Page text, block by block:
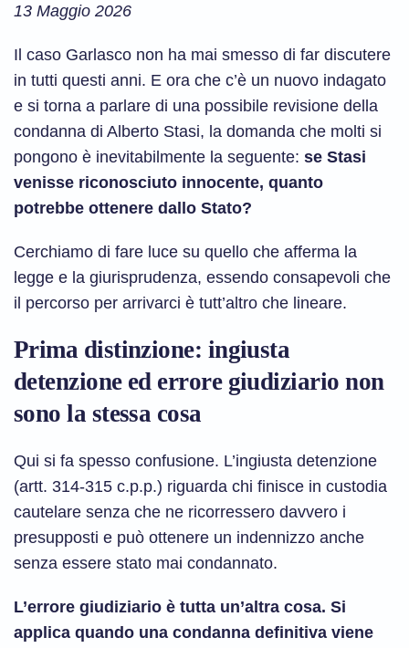
13 Maggio 2026
Il caso Garlasco non ha mai smesso di far discutere
in tutti questi anni. E ora che c’è un nuovo indagato
e si torna a parlare di una possibile revisione della
condanna di Alberto Stasi, la domanda che molti si
pongono è inevitabilmente la seguente: se Stasi
venisse riconosciuto innocente, quanto
potrebbe ottenere dallo Stato?
Cerchiamo di fare luce su quello che afferma la
legge e la giurisprudenza, essendo consapevoli che
il percorso per arrivarci è tutt’altro che lineare.
Prima distinzione: ingiusta
detenzione ed errore giudiziario non
sono la stessa cosa
Qui si fa spesso confusione. L’ingiusta detenzione
(artt. 314-315 c.p.p.) riguarda chi finisce in custodia
cautelare senza che ne ricorressero davvero i
presupposti e può ottenere un indennizzo anche
senza essere stato mai condannato.
L’errore giudiziario è tutta un’altra cosa. Si
applica quando una condanna definitiva viene